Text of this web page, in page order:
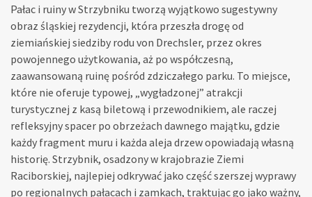
Pałac i ruiny w Strzybniku tworzą wyjątkowo sugestywny
obraz śląskiej rezydencji, która przeszła drogę od
ziemiańskiej siedziby rodu von Drechsler, przez okres
powojennego użytkowania, aż po współczesną,
zaawansowaną ruinę pośród zdziczałego parku. To miejsce,
które nie oferuje typowej, „wygładzonej” atrakcji
turystycznej z kasą biletową i przewodnikiem, ale raczej
refleksyjny spacer po obrzeżach dawnego majątku, gdzie
każdy fragment muru i każda aleja drzew opowiadają własną
historię. Strzybnik, osadzony w krajobrazie Ziemi
Raciborskiej, najlepiej odkrywać jako część szerszej wyprawy
po regionalnych pałacach i zamkach, traktując go jako ważny,